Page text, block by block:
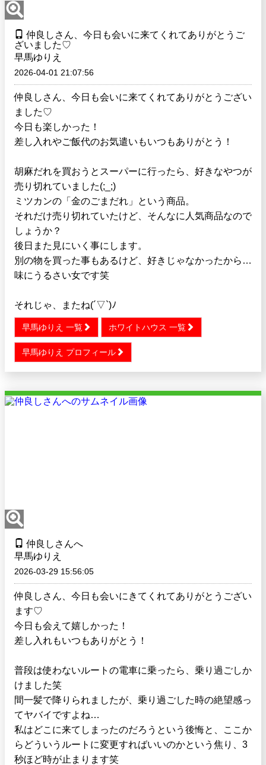
仲良しさん、今日も会いに来てくれてありがとうご
ざいました♡
早馬ゆりえ
2026-04-01 21:07:56
仲良しさん、今日も会いに来てくれてありがとうござい
ました♡
今日も楽しかった！
差し入れやご飯代のお気遣いもいつもありがとう！
胡麻だれを買おうとスーパーに行ったら、好きなやつが
売り切れていました(;_;)
ミツカンの「金のごまだれ」という商品。
それだけ売り切れていたけど、そんなに人気商品なので
しょうか？
後日また見にいく事にします。
別の物を買った事もあるけど、好きじゃなかったから…
味にうるさい女です笑
それじゃ、またね(´▽`)ﾉ
早馬ゆりえ 一覧 ホワイトハウス 一覧
早馬ゆりえ プロフィール
仲良しさんへ
早馬ゆりえ
2026-03-29 15:56:05
仲良しさん、今日も会いにきてくれてありがとうござい
ます♡
今日も会えて嬉しかった！
差し入れもいつもありがとう！
普段は使わないルートの電車に乗ったら、乗り過ごしか
けました笑
間一髪で降りられましたが、乗り過ごした時の絶望感っ
てヤバイですよね…
私はどこに来てしまったのだろうという後悔と、ここか
らどういうルートに変更すればいいのかという焦り、3
秒ほど時が止まります笑